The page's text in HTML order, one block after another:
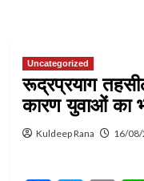
Uncategorized
रूद्रप्रयाग
कारण युवाओं का
Kuldeep Rana 16/